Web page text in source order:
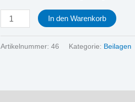
In den Warenkorb
Artikelnummer: 46 Kategorie: Beilagen